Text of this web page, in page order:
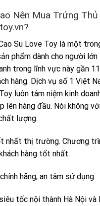
Nên Mua Trứng
Su Love Toy là một
phẩm dành cho người
trong lĩnh vực này gần
hàng. Dịch vụ số 1 Việt
luôn tâm niệm kinh
lên hàng đầu. Nói không
lượng.
nhất thị trường. Chương
hàng tốt nhất.
hãng, an tâm sử dụng.
tốc nội thành Hà Nội